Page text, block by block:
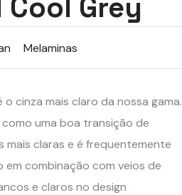
Cool Grey
Melaminas
o cinza mais claro da nossa gama.
uma boa transição de
mais claras e é frequentemente
combinação com veios de
e claros no design